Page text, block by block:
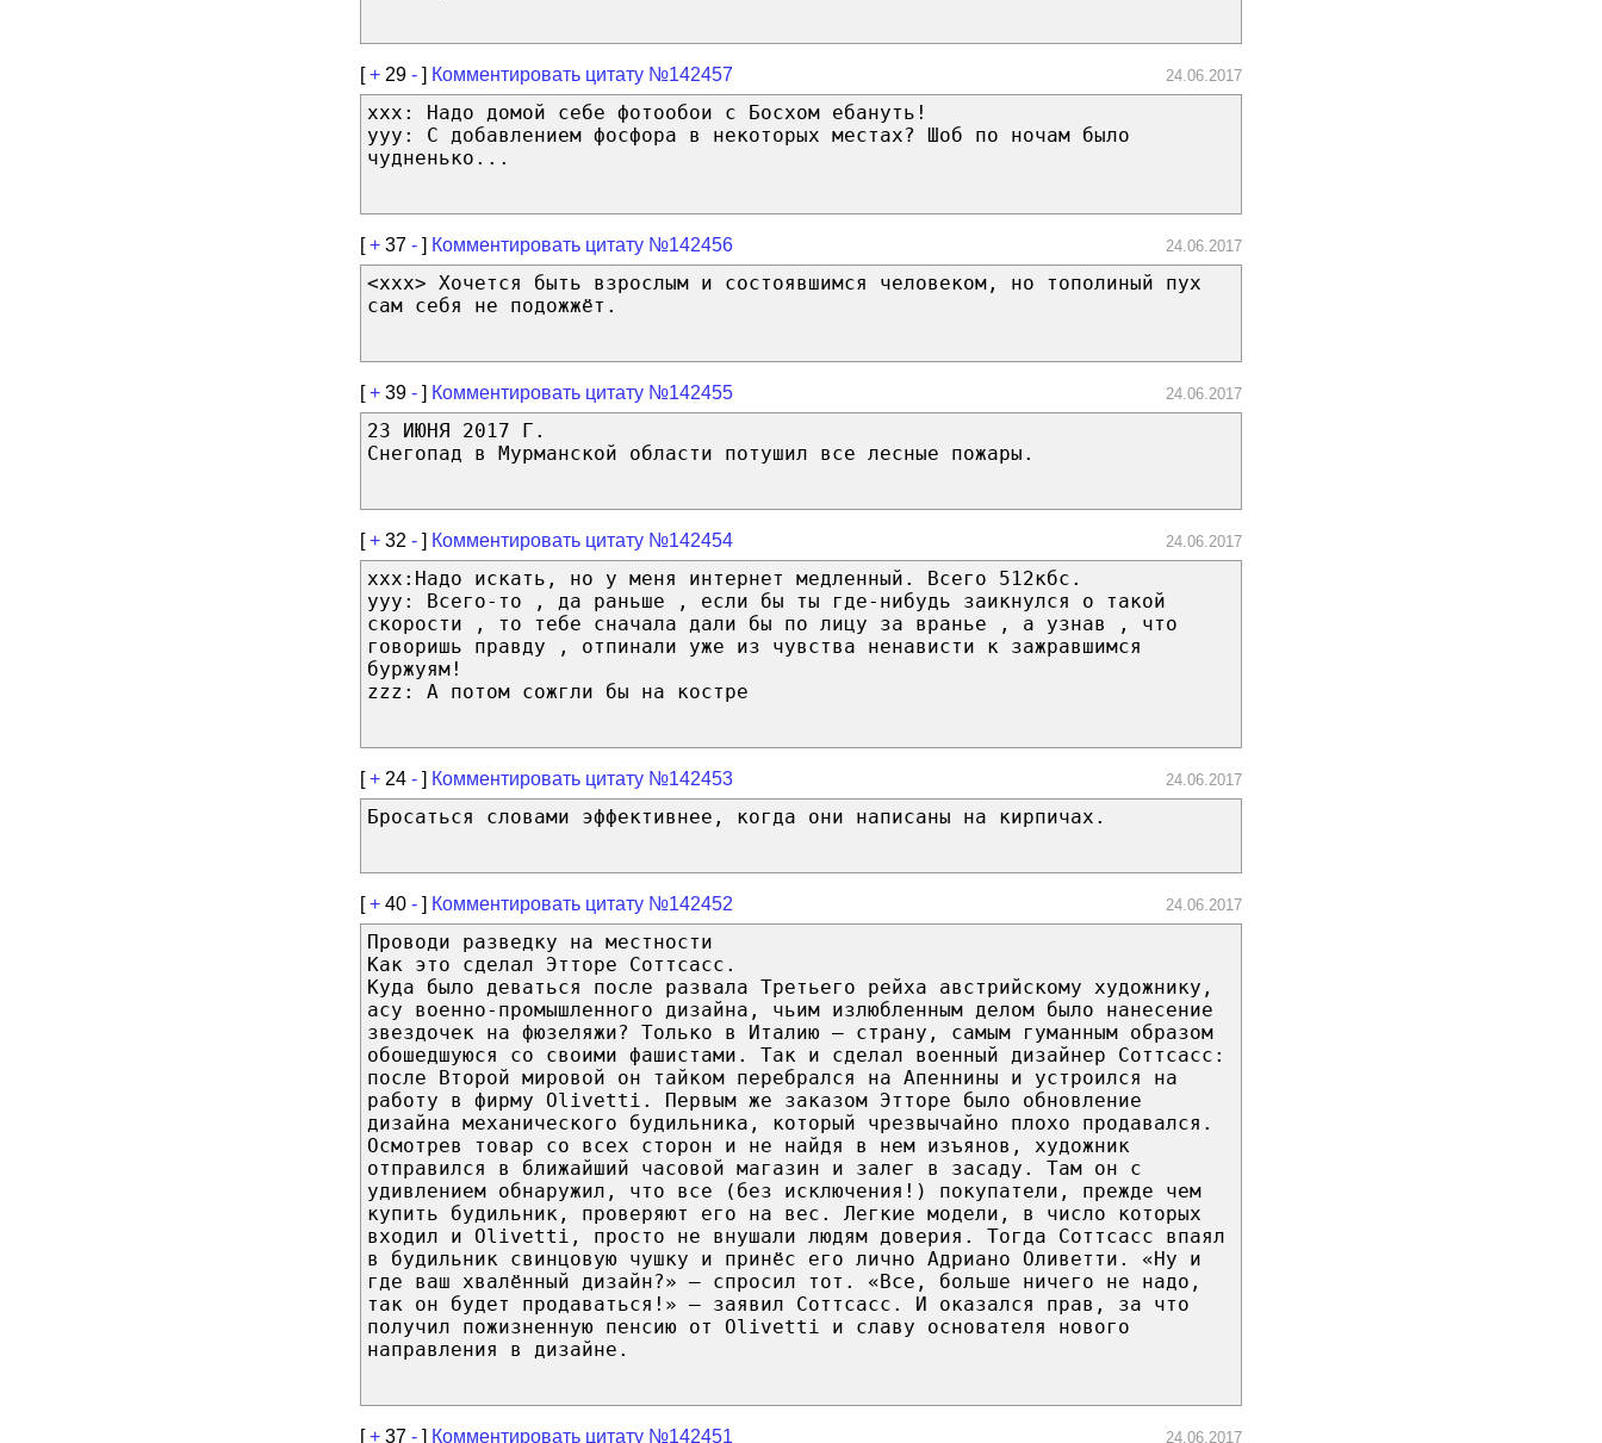
[+ 29 - ] Комментировать цитату №142457 24.06.2017
xxx: Надо домой себе фотообои с Босхом ебануть!
yyy: С добавлением фосфора в некоторых местах? Шоб по ночам было
чудненько...
[+ 37 - ] Комментировать цитату №142456 24.06.2017
<xxx> Хочется быть взрослым и состоявшимся человеком, но тополиный пух
сам себя не подожжёт.
[+ 39 - ] Комментировать цитату №142455 24.06.2017
23 ИЮНЯ 2017 Г.
Снегопад в Мурманской области потушил все лесные пожары.
[+ 32 - ] Комментировать цитату №142454 24.06.2017
xxx:Надо искать, но у меня интернет медленный. Всего 512кбс.
yyy: Всего-то , да раньше , если бы ты где-нибудь заикнулся о такой
скорости , то тебе сначала дали бы по лицу за вранье , а узнав , что
говоришь правду , отпинали уже из чувства ненависти к зажравшимся
буржуям!
zzz: А потом сожгли бы на костре
[+ 24 - ] Комментировать цитату №142453 24.06.2017
Бросаться словами эффективнее, когда они написаны на кирпичах.
[+ 40 - ] Комментировать цитату №142452 24.06.2017
Проводи разведку на местности
Как это сделал Этторе Соттсасс.
Куда было деваться после развала Третьего рейха австрийскому художнику,
асу военно-промышленного дизайна, чьим излюбленным делом было нанесение
звездочек на фюзеляжи? Только в Италию — страну, самым гуманным образом
обошедшуюся со своими фашистами. Так и сделал военный дизайнер Соттсасс:
после Второй мировой он тайком перебрался на Апеннины и устроился на
работу в фирму Olivetti. Первым же заказом Этторе было обновление
дизайна механического будильника, который чрезвычайно плохо продавался.
Осмотрев товар со всех сторон и не найдя в нем изъянов, художник
отправился в ближайший часовой магазин и залег в засаду. Там он с
удивлением обнаружил, что все (без исключения!) покупатели, прежде чем
купить будильник, проверяют его на вес. Легкие модели, в число которых
входил и Olivetti, просто не внушали людям доверия. Тогда Соттсасс впаял
в будильник свинцовую чушку и принёс его лично Адриано Оливетти. «Ну и
где ваш хвалённый дизайн?» — спросил тот. «Все, больше ничего не надо,
так он будет продаваться!» — заявил Соттсасс. И оказался прав, за что
получил пожизненную пенсию от Olivetti и славу основателя нового
направления в дизайне.
[+ 37 - ] Комментировать цитату №142451 24.06.2017